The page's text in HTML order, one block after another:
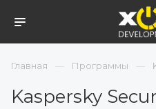
Главная Программы
Kaspersky